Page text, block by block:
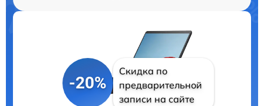
-20%
Скидка по
предварительной
записи на сайте